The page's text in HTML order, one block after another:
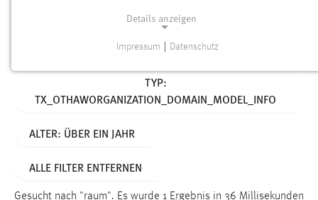
TYP:
TX_OTHAWORGANIZATION_DOMAIN_MODEL_INFO
ALTER: ÜBER EIN JAHR
ALLE FILTER ENTFERNEN
Gesucht nach "raum". Es wurde 1 Ergebnis in 36 Millisekunden
Details anzeigen
Notwendige Cookies ermöglichen grundlegende
Funktionen und sind für die einwandfreie Funktion der
cookie_consent
Impressum Datenschutz